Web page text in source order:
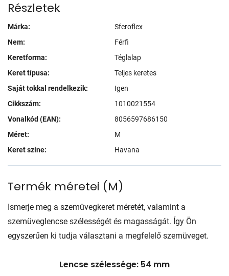
Részletek
Márka:
Sferoflex
Nem:
Férfi
Keretforma:
Téglalap
Keret típusa:
Teljes keretes
Saját tokkal rendelkezik:
Igen
Cikkszám:
1010021554
Vonalkód (EAN):
8056597686150
Méret:
M
Keret színe:
Havana
Termék méretei (M)
Ismerje meg a szemüvegkeret méretét, valamint a
szemüveglencse szélességét és magasságát. Így Ön
egyszerűen ki tudja választani a megfelelő szemüveget.
Lencse szélessége: 54 mm